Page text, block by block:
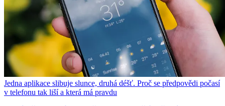
Jedna aplikace slibuje slunce, druhá déšť. Proč se předpovědi počasí
v telefonu tak liší a která má pravdu